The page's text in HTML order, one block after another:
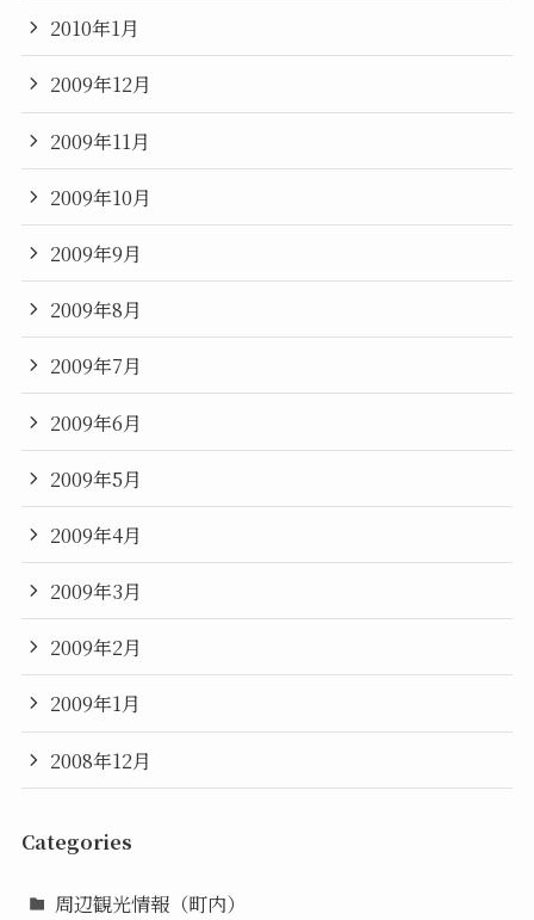
2010年1月
2009年12月
2009年11月
2009年10月
2009年9月
2009年8月
2009年7月
2009年6月
2009年5月
2009年4月
2009年3月
2009年2月
2009年1月
2008年12月
Categories
周辺観光情報（町内）